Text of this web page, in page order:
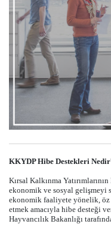
KKYDP Hibe Destekleri
Kırsal Kalkınma
ekonomik ve sosyal gelişmeyi
ekonomik faaliyete yönelik, öz
etmek amacıyla hibe desteği
Hayvancılık Bakanlığı